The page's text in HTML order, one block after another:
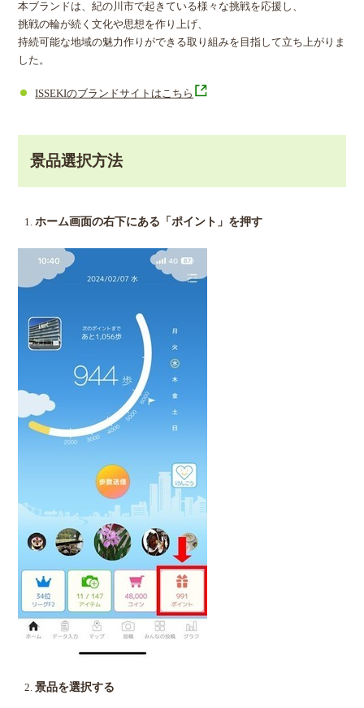
本ブランドは、紀の川市で起きている様々な挑戦を応援し、
挑戦の輪が続く文化や思想を作り上げ、
持続可能な地域の魅力作りができる取り組みを目指して立ち上がりま
した。
ISSEKIのブランドサイトはこちら
景品選択方法
ホーム画面の右下にある「ポイント」を押す
景品を選択する